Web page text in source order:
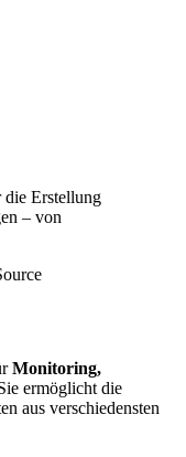
die Erstellung
– von
Monitoring,
ermöglicht die
aus verschiedensten